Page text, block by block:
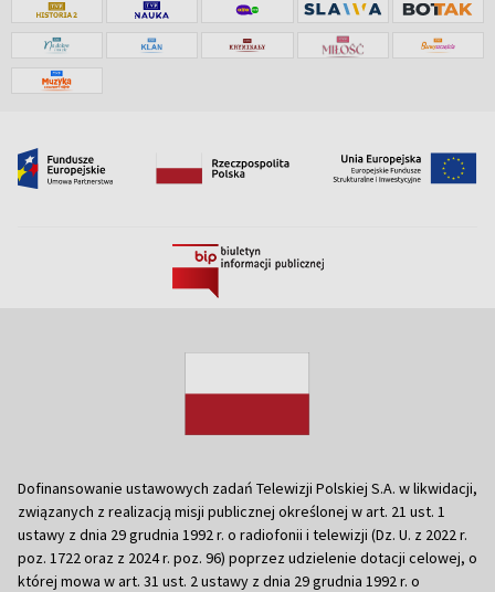
Dofinansowanie ustawowych zadań Telewizji Polskiej S.A. w likwidacji,
związanych z realizacją misji publicznej określonej w art. 21 ust. 1
ustawy z dnia 29 grudnia 1992 r. o radiofonii i telewizji (Dz. U. z 2022 r.
poz. 1722 oraz z 2024 r. poz. 96) poprzez udzielenie dotacji celowej, o
której mowa w art. 31 ust. 2 ustawy z dnia 29 grudnia 1992 r. o